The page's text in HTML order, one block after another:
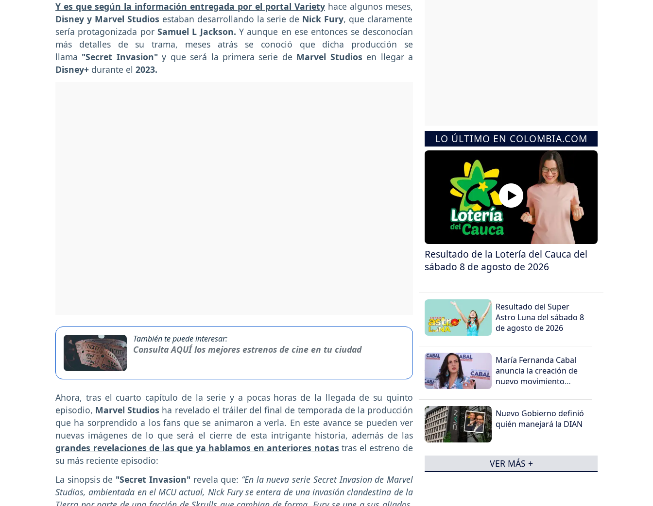
Y es que según la información entregada por el portal Variety hace algunos meses,
Disney y Marvel Studios estaban desarrollando la serie de Nick Fury, que claramente
sería protagonizada por Samuel L Jackson. Y aunque en ese entonces se desconocían
más detalles de su trama, meses atrás se conoció que dicha producción se
llama "Secret Invasion"y que será la primera serie de Marvel Studios en llegar a
Disney+ durante el 2023.
También te puede interesar:
Consulta AQUÍ los mejores estrenos de cine en tu ciudad
Ahora, tras el cuarto capítulo de la serie y a pocas horas de la llegada de su quinto
episodio, Marvel Studios ha revelado el tráiler del final de temporada de la producción
que ha sorprendido a los fans que se animaron a verla. En este avance se pueden ver
nuevas imágenes de lo que será el cierre de esta intrigante historia, además de las
grandes revelaciones de las que ya hablamos en anteriores notas tras el estreno de
su más reciente episodio:
La sinopsis de "Secret Invasion" revela que: “En la nueva serie Secret Invasion de Marvel
Studios, ambientada en el MCU actual, Nick Fury se entera de una invasión clandestina de la
LO ÚLTIMO EN COLOMBIA.COM
Resultado de la Lotería del Cauca del
sábado 8 de agosto de 2026
Resultado del Super
Astro Luna del sábado 8
de agosto de 2026
María Fernanda Cabal
anuncia la creación de
nuevo movimiento
Nuevo Gobierno definió
quién manejará la DIAN
VER MÁS +